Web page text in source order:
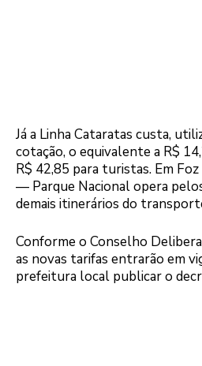
Já a Linha Cataratas custa,
cotação, o equivalente a R$
R$ 42,85 para turistas. Em
— Parque Nacional opera
demais itinerários do
Conforme o Conselho
as novas tarifas entrarão em
prefeitura local publicar o